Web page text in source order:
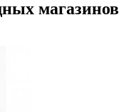
магазинов